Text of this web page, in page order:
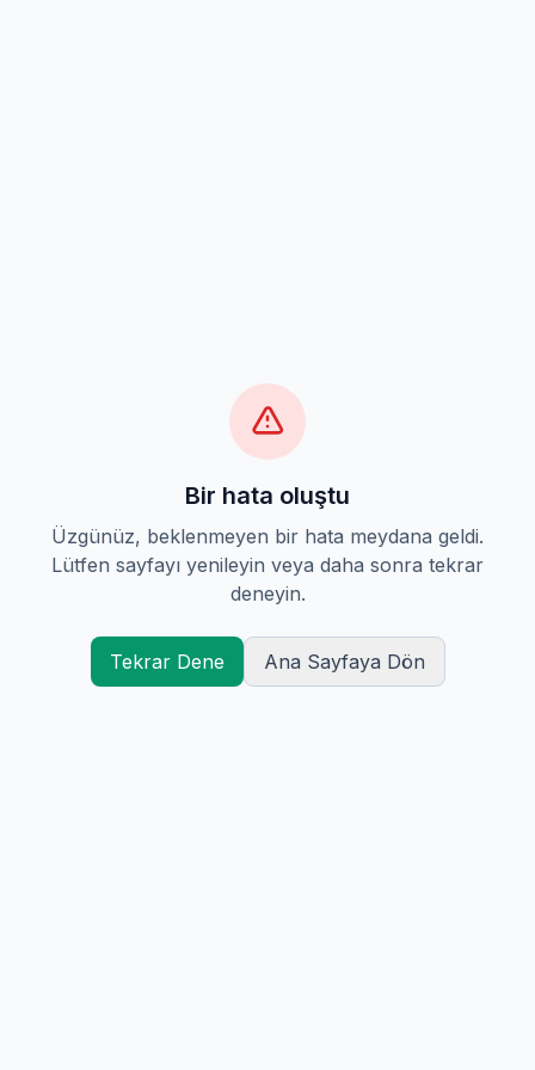
Bir hata oluştu
Üzgünüz, beklenmeyen bir hata meydana geldi.
Lütfen sayfayı yenileyin veya daha sonra tekrar
deneyin.
Tekrar Dene Ana Sayfaya Dön